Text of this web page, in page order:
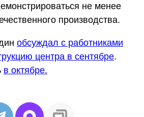
не менее
производства.
обсуждал с работниками
центра в сентябре.
в октябре.